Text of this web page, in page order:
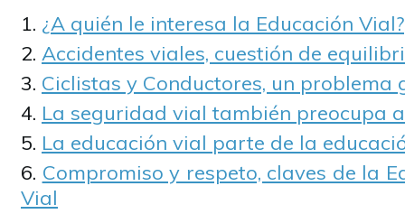
¿A quién le interesa la Educación Vial?
Accidentes viales, cuestión de
Ciclistas y Conductores, un problema
La seguridad vial también preocupa
La educación vial parte de la
Compromiso y respeto, claves de la
Vial